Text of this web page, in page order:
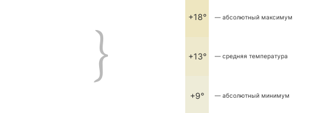
+18° — абсолютный максимум
+13° — средняя температура
+9° — абсолютный минимум